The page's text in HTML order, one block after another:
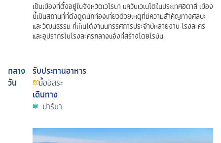
เป็นเมืองที่ตั้งอยู่ในจังหวัดเวโรนา แคว้นเวเนโตในประเทศอิตาลี เมือง
นี้เป็นสถานที่ที่ดึงดูดนักท่องเที่ยวด้วยเหตุที่มีความสำคัญทางศิลปะ
และวัฒนธรรม ที่เห็นได้งานนิทรรศการประจำปีหลายงาน โรงละคร
และอุปรากรในโรงละครกลางแจ้งที่สร้างโดยโรมัน
กลาง
วัน
รับประทานอาหาร
มื้ออิสระ
เดินทาง
ปาร์มา